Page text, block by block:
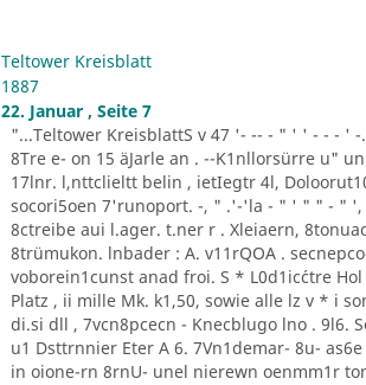
Teltower Kreisblatt
1887
22. Januar , Seite 7
"...Teltower KreisblattS v 47 '- -- - " ' ' - - -
8Tre e- on 15 äJarle an . --K1nllorsürre u"
17lnr. l,nttclieltt belin , ietIegtr 4l,
socori5oen 7'runoport. -, " .'-'la - " ' " " - " ',
8ctreibe aui l.ager. t.ner r . Xleiaern,
8trümukon. lnbader : A. v11rQOA .
voborein1cunst anad froi. S * L0d1ic´ctre
Platz , ii mille Mk. k1,50, sowie alle lz v * i
di.si dll , 7vcn8pcecn - Knecblugo lno . 9l6.
u1 Dsttrnnier Eter A 6. 7Vn1demar- 8u-
in oione-rn 8rnU- unel nierewn oenmm1r